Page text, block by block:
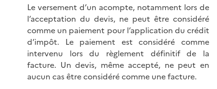
Le versement d’un acompte, notamment lors de
l’acceptation du devis, ne peut être considéré
comme un paiement pour l’application du crédit
d’impôt. Le paiement est considéré comme
intervenu lors du règlement définitif de la
facture. Un devis, même accepté, ne peut en
aucun cas être considéré comme une facture.